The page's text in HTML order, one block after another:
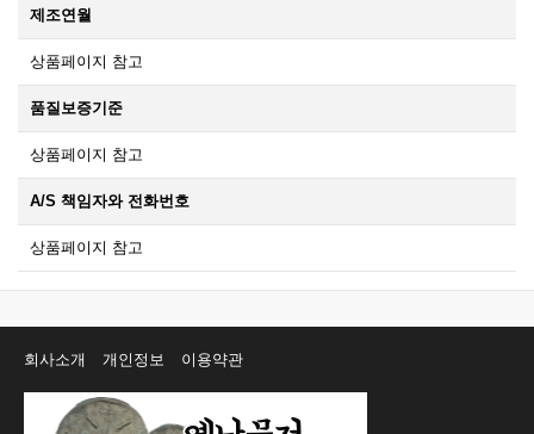
제조연월
상품페이지 참고
품질보증기준
상품페이지 참고
A/S 책임자와 전화번호
상품페이지 참고
회사소개 개인정보 이용약관